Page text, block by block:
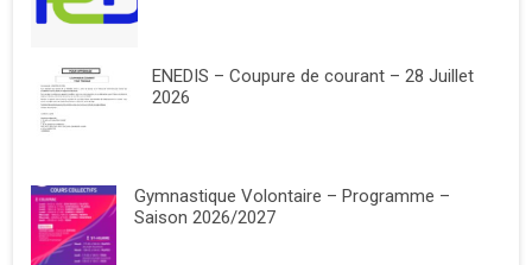
ENEDIS – Coupure de courant – 28 Juillet
2026
Gymnastique Volontaire – Programme –
Saison 2026/2027